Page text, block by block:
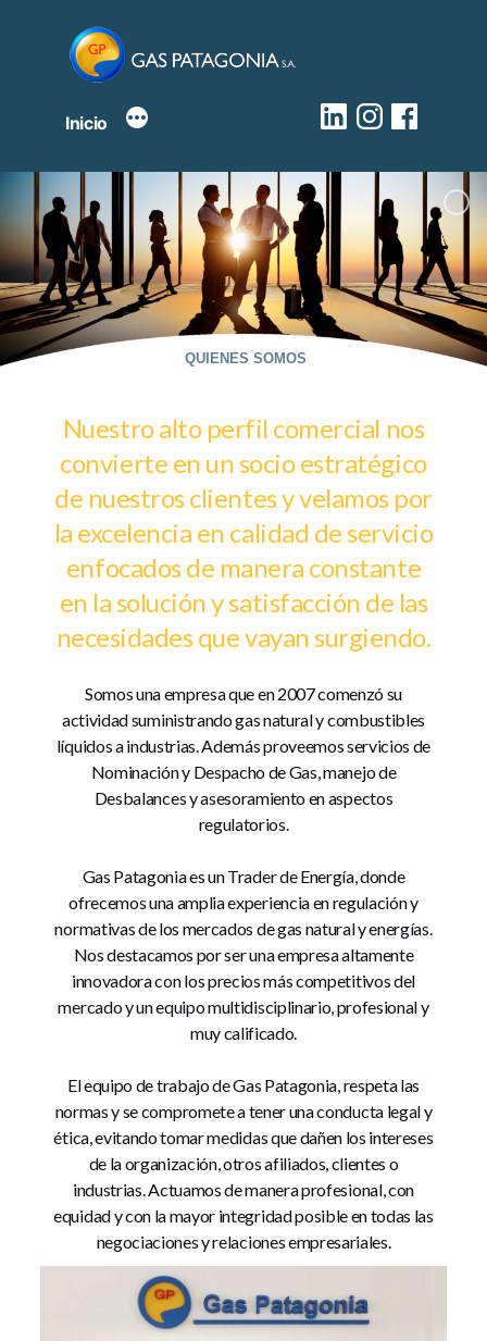
Inicio
facebook
Instagram
Linkedin
QUIENES SOMOS
Nuestro alto perfil comercial nos
convierte en un socio estratégico
de nuestros clientes y velamos por
la excelencia en calidad de servicio
enfocados de manera constante
en la solución y satisfacción de las
necesidades que vayan surgiendo.
Somos una empresa que en 2007 comenzó su
actividad suministrando gas natural y combustibles
líquidos a industrias. Además proveemos servicios de
Nominación y Despacho de Gas, manejo de
Desbalances y asesoramiento en aspectos
regulatorios.
Gas Patagonia es un Trader de Energía, donde
ofrecemos una amplia experiencia en regulación y
normativas de los mercados de gas natural y energías.
Nos destacamos por ser una empresa altamente
innovadora con los precios más competitivos del
mercado y un equipo multidisciplinario, profesional y
muy calificado.
El equipo de trabajo de Gas Patagonia, respeta las
normas y se compromete a tener una conducta legal y
ética, evitando tomar medidas que dañen los intereses
de la organización, otros afiliados, clientes o
industrias. Actuamos de manera profesional, con
equidad y con la mayor integridad posible en todas las
negociaciones y relaciones empresariales.